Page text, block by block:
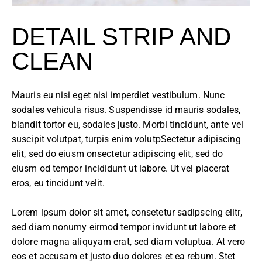
DETAIL STRIP AND
CLEAN
Mauris eu nisi eget nisi imperdiet vestibulum. Nunc
sodales vehicula risus. Suspendisse id mauris sodales,
blandit tortor eu, sodales justo. Morbi tincidunt, ante vel
suscipit volutpat, turpis enim volutpSectetur adipiscing
elit, sed do eiusm onsectetur adipiscing elit, sed do
eiusm od tempor incididunt ut labore. Ut vel placerat
eros, eu tincidunt velit.
Lorem ipsum dolor sit amet, consetetur sadipscing elitr,
sed diam nonumy eirmod tempor invidunt ut labore et
dolore magna aliquyam erat, sed diam voluptua. At vero
eos et accusam et justo duo dolores et ea rebum. Stet